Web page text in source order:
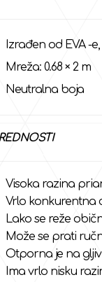
Izrađen od EVA -
Mreža: 0.68 × 2 m
Neutralna boja
Visoka razina
Vrlo konkurentna
Lako se reže
Može se prati
Otporna je na
Ima vrlo nisku